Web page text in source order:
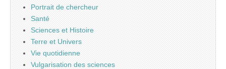
Portrait de chercheur
Santé
Sciences et Histoire
Terre et Univers
Vie quotidienne
Vulgarisation des sciences